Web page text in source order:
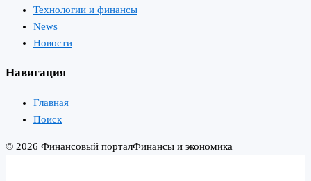
Технологии и финансы
News
Новости
Навигация
Главная
Поиск
© 2026 Финансовый порталФинансы и экономика